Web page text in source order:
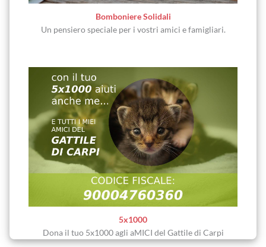
Bomboniere Solidali
Un pensiero speciale per i vostri amici e famigliari.
5x1000
Dona il tuo 5x1000 agli aMICI del Gattile di Carpi